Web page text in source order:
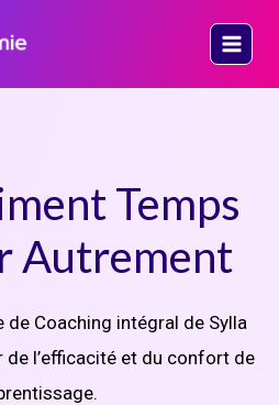
Temps
Autrement
Coaching intégral de Sylla
l’efficacité et du confort de